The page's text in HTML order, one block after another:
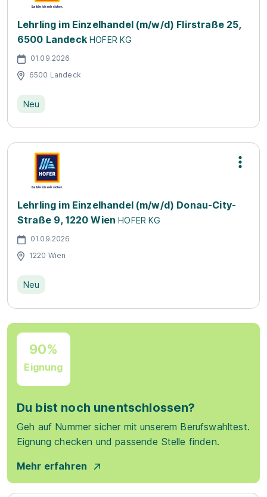
Lehrling im Einzelhandel (m/w/d) Flirstraße 25,
6500 Landeck HOFER KG
01.09.2026
6500 Landeck
Neu
Lehrling im Einzelhandel (m/w/d) Donau-City-
Straße 9, 1220 Wien HOFER KG
01.09.2026
1220 Wien
Neu
90%
Eignung
Du bist noch unentschlossen?
Geh auf Nummer sicher mit unserem Berufswahltest.
Eignung checken und passende Stelle finden.
Mehr erfahren